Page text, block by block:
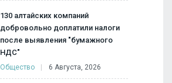
130 алтайских компаний
добровольно доплатили налоги
после выявления "бумажного
НДС"
Общество 6 Августа, 2026